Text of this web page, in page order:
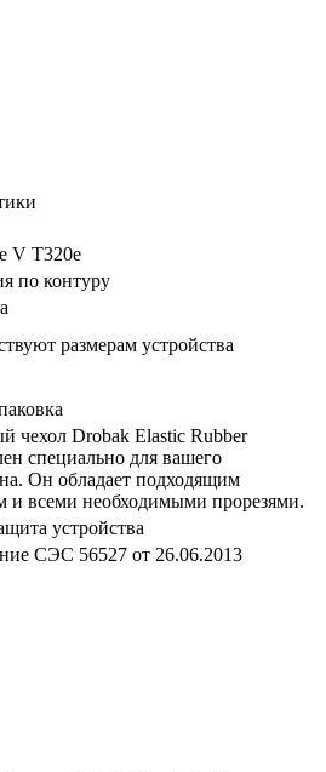
V T320e
по контуру
размерам устройства
чехол Drobak Elastic Rubber
специально для вашего
Он обладает подходящим
и всеми необходимыми прорезями.
устройства
СЭС 56527 от 26.06.2013